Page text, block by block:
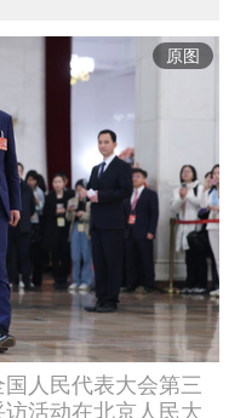
原图
人民代表大会第三
访活动在北京人民大